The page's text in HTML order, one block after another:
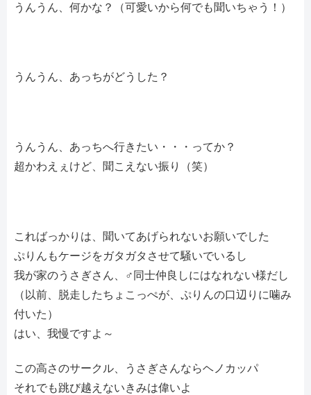
うんうん、何かな？（可愛いから何でも聞いちゃう！）
うんうん、あっちがどうした？
うんうん、あっちへ行きたい・・・ってか？
超かわえぇけど、聞こえない振り（笑）
こればっかりは、聞いてあげられないお願いでした
ぷりんもケージをガタガタさせて騒いでいるし
我が家のうさぎさん、♂同士仲良しにはなれない様だし
（以前、脱走したちょこっぺが、ぷりんの口辺りに噛み
付いた）
はい、我慢ですよ～
この高さのサークル、うさぎさんならヘノカッパ
それでも跳び越えないきみは偉いよ